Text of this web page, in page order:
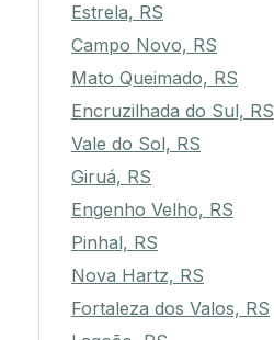
Estrela, RS
Campo Novo, RS
Mato Queimado, RS
Encruzilhada do Sul, RS
Vale do Sol, RS
Giruá, RS
Engenho Velho, RS
Pinhal, RS
Nova Hartz, RS
Fortaleza dos Valos, RS